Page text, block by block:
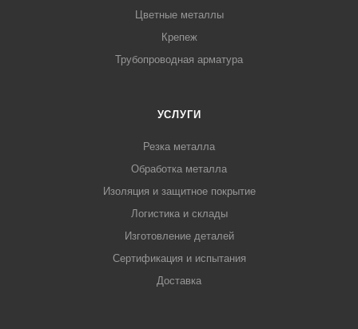
Цветные металлы
Крепеж
Трубопроводная арматура
УСЛУГИ
Резка металла
Обработка металла
Изоляция и защитное покрытие
Логистика и склады
Изготовление деталей
Сертификация и испытания
Доставка